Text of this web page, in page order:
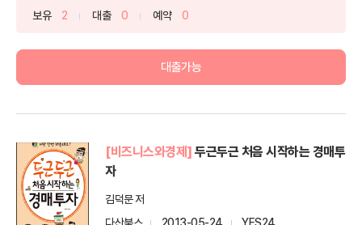
보유 2 대출 0 예약 0
대출가능
[비즈니스와경제] 두근두근 처음 시작하는 경매투
자
김덕문 저
다산북스
2013-05-24 YES24